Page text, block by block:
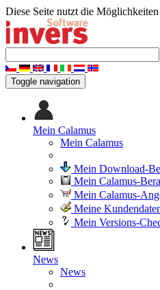
Diese Seite nutzt die
Toggle navigation
Mein Calamus
Mein Calamus
Mein Download-
Mein Calamus-
Mein Calamus-
Meine
Mein Versions-
News
News